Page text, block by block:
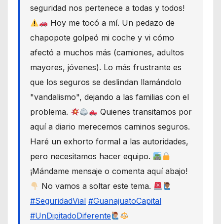
seguridad nos pertenece a todas y todos!
Hoy me tocó a mí. Un pedazo de
chapopote golpeó mi coche y vi cómo
afectó a muchos más (camiones, adultos
mayores, jóvenes). Lo más frustrante es
que los seguros se deslindan llamándolo
"vandalismo", dejando a las familias con el
problema.
Quienes transitamos por
aquí a diario merecemos caminos seguros.
Haré un exhorto formal a las autoridades,
pero necesitamos hacer equipo.
¡Mándame mensaje o comenta aquí abajo!
No vamos a soltar este tema.
#SeguridadVial #GuanajuatoCapital
#UnDipitadoDiferente